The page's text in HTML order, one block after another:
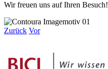
Wir freuen uns auf Ihren Besuch!
Zurück Vor